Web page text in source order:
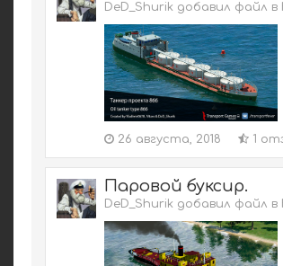
DeD_Shurik добавил файл в
26 августа, 2018 1
Паровой буксир.
DeD_Shurik добавил файл в